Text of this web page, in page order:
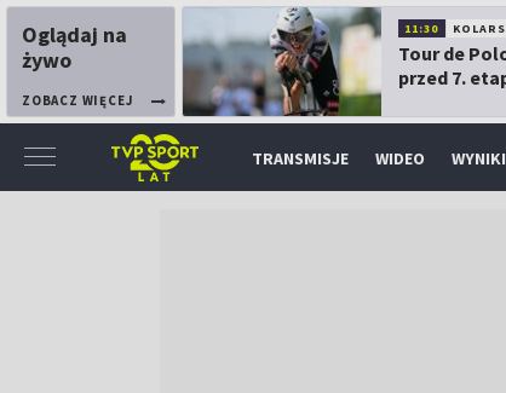
Oglądaj na
żywo
ZOBACZ WIĘCEJ
11:30
Tour de
przed 7.
TRANSMISJE WIDEO WYNIKI